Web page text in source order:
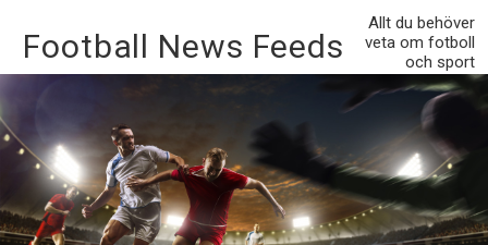
Football News Feeds
Allt du behöver
veta om fotboll
och sport